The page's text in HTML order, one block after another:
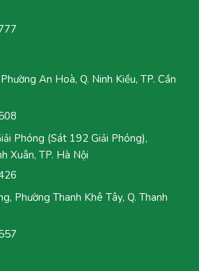
An Hoà, Q. Ninh Kiều, TP. Cần
Phóng (Sát 192 Giải Phóng),
Xuân, TP. Hà Nội
Phường Thanh Khê Tây, Q. Thanh